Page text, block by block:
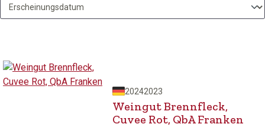
20242023
Weingut Brennfleck,
Cuvee Rot, QbA Franken